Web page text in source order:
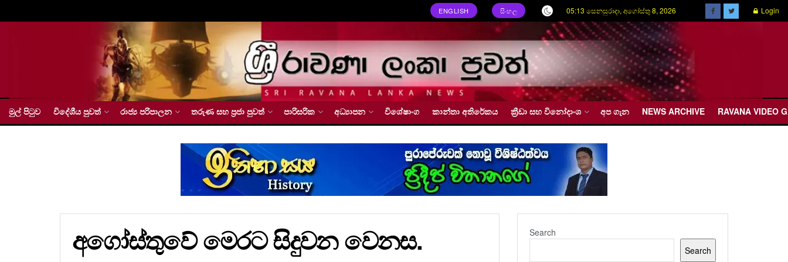
ENGLISH සිංහල 05:13 සෙනසුරාදා, අගෝස්තු 8, 2026 Login
මුල් පිටුව විදේශීය පුවත් රාජ්‍ය පරිපාලන තරුණ සහ ප්‍රජා පුවත් පාරිසරික අධ්‍යාපන විශේෂාංග කාන්තා අතිරේකය ක්‍රීඩා සහ විනෝදාංශ අප ගැන NEWS ARCHIVE RAVANA VIDEO
අගෝස්තුවේ මෙරට සිදුවන වෙනස.
Search
Search